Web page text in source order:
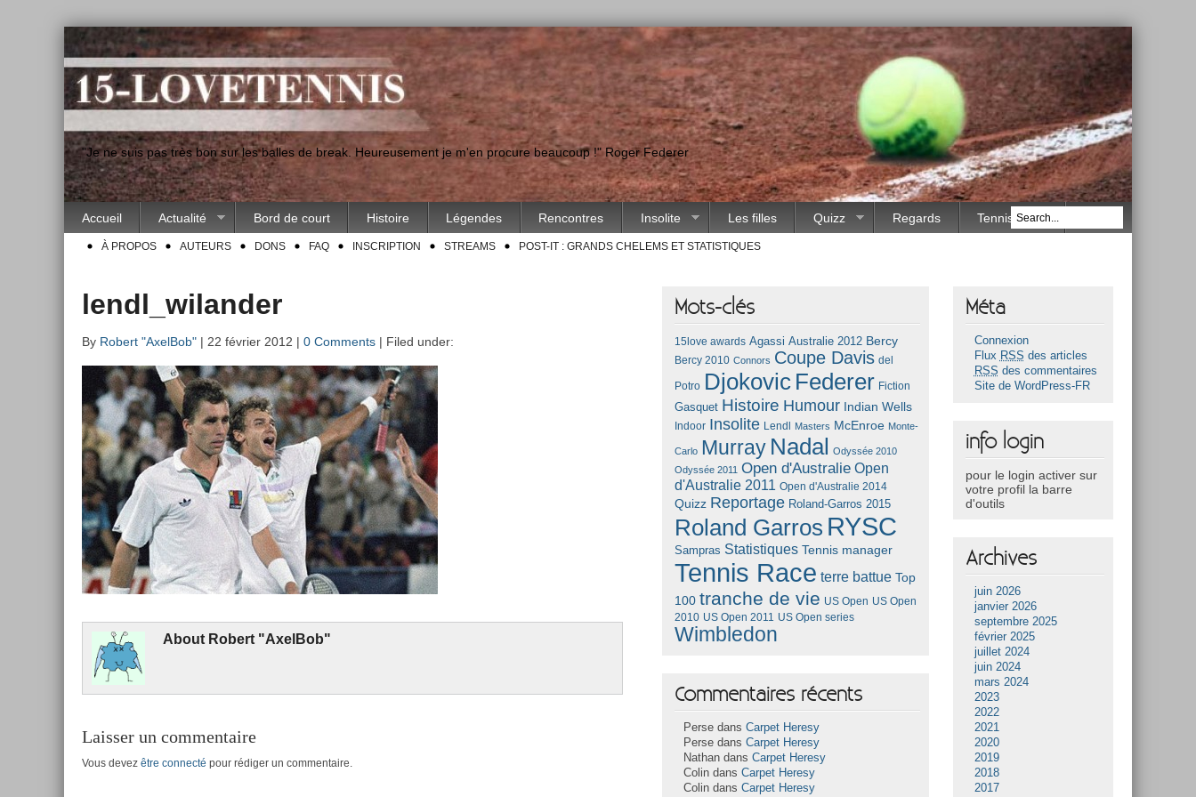
"Je ne suis pas très bon sur les balles de break. Heureusement je m'en procure beaucoup !" Roger Federer
Accueil Actualité Bord de court Histoire Légendes Rencontres Insolite Les filles Quizz Regards Tennis Race
À PROPOS AUTEURS DONS FAQ INSCRIPTION STREAMS POST-IT : GRANDS CHELEMS ET STATISTIQUES
lendl_wilander
By Robert "AxelBob" | 22 février 2012 | 0 Comments | Filed under:
About Robert "Ax­el­Bob"
Laisser un commentaire
Vous devez être connecté pour rédiger un commentaire.
Mots-clés
15love awards Agassi Australie 2012 Bercy
Bercy 2010 Connors Coupe Davis del
Potro Djokovic Federer Fiction
Gasquet Histoire Humour Indian Wells
Indoor Insolite Lendl Masters McEnroe Monte-
Carlo Murray Nadal
Odyssée 2010
Odyssée 2011 Open d'Australie Open
d'Australie 2011 Open d'Australie 2014
Quizz Reportage Roland-Garros 2015
Roland Garros RYSC
Sampras Statistiques Tennis manager
Tennis Race terre battue Top
100 tranche de vie US Open US Open
2010 US Open 2011 US Open series
Wimbledon
Commentaires récents
Perse dansCarpet Heresy
Perse dansCarpet Heresy
Nathan dansCarpet Heresy
Colin dansCarpet Heresy
Colin dansCarpet Heresy
Méta
Connexion
Flux RSS des articles
RSS des commentaires
Site de WordPress-FR
info login
pour le login activer sur
votre profil la barre
d'outils
Archives
juin 2026
janvier 2026
septembre 2025
février 2025
juillet 2024
juin 2024
mars 2024
2023
2022
2021
2020
2019
2018
2017